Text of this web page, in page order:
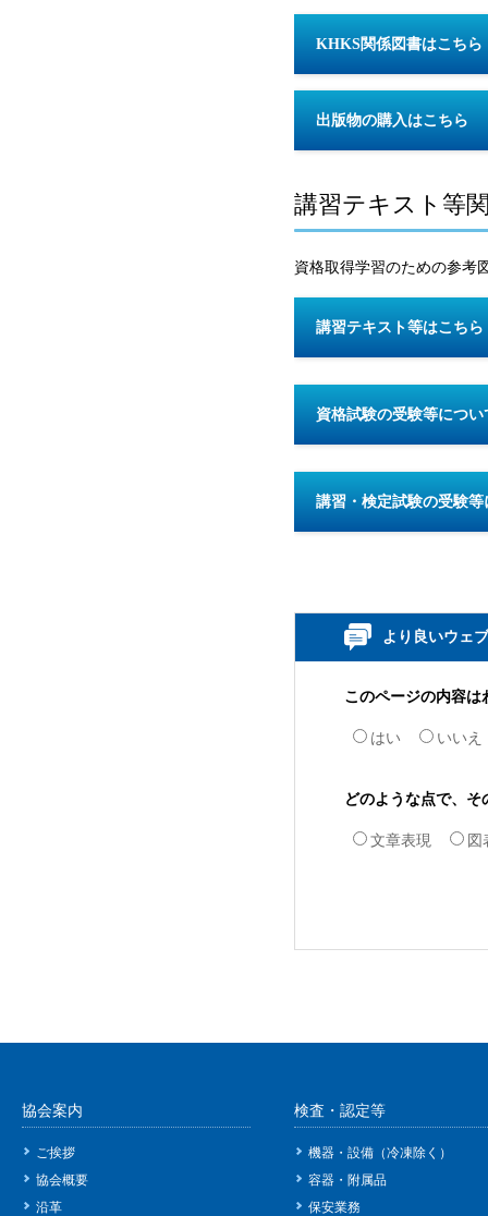
KHKS関係図書はこちら
出版物の購入はこちら
講習テキスト等
資格取得学習のための参考
講習テキスト等はこちら
資格試験の受験等につ
講習・検定試験の受験
より良いウェ
このページの内容は
はい いいえ
どのような点で、
文章表現 図
協会案内
ご挨拶
協会概要
沿革
検査・認定等
機器・設備（冷凍除く）
容器・附属品
保安業務